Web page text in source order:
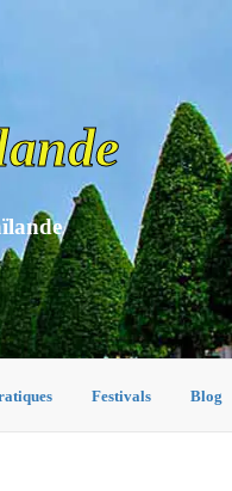
Festivals Blog